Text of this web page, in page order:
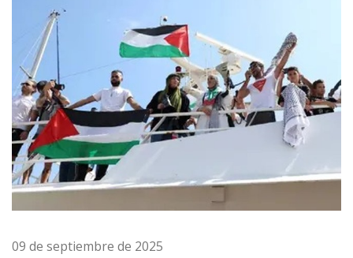
09 de septiembre de 2025